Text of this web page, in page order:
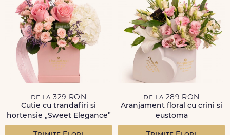
de la 329 RON
Cutie cu trandafiri si
hortensie „Sweet Elegance”
de la 289 RON
Aranjament floral cu crini si
eustoma